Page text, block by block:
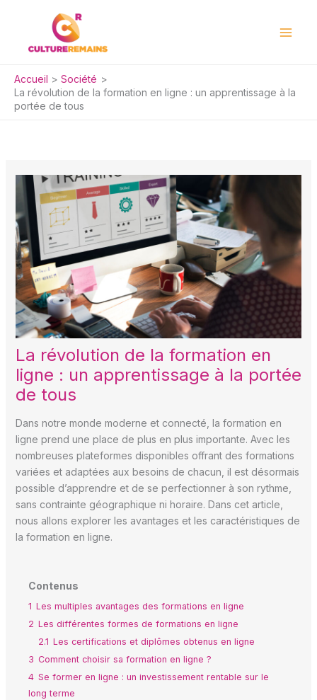
Accueil
Société
La révolution de la formation en ligne : un apprentissage à la
portée de tous
La révolution de la formation en
ligne : un apprentissage à la portée
de tous
Dans notre monde moderne et connecté, la formation en
ligne prend une place de plus en plus importante. Avec les
nombreuses plateformes disponibles offrant des formations
variées et adaptées aux besoins de chacun, il est désormais
possible d’apprendre et de se perfectionner à son rythme,
sans contrainte géographique ni horaire. Dans cet article,
nous allons explorer les avantages et les caractéristiques de
la formation en ligne.
Contenus
1 Les multiples avantages des formations en ligne
2 Les différentes formes de formations en ligne
2.1 Les certifications et diplômes obtenus en ligne
3 Comment choisir sa formation en ligne ?
4 Se former en ligne : un investissement rentable sur le
long terme